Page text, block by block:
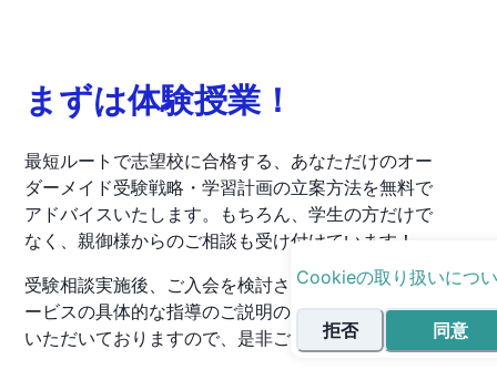
まずは体験授業！
最短ルートで志望校に合格する、あなただけのオー
ダーメイド受験戦略・学習計画の立案方法を無料で
アドバイスいたします。もちろん、学生の方だけで
なく、親御様からのご相談も受け付けています！
受験相談実施後、ご入会を検討される方には弊社サ
ービスの具体的な指導のご説明の機会も設けさせて
いただいておりますので、是非ご参加ください！
Cookieの取り扱いにつ
拒否 同意